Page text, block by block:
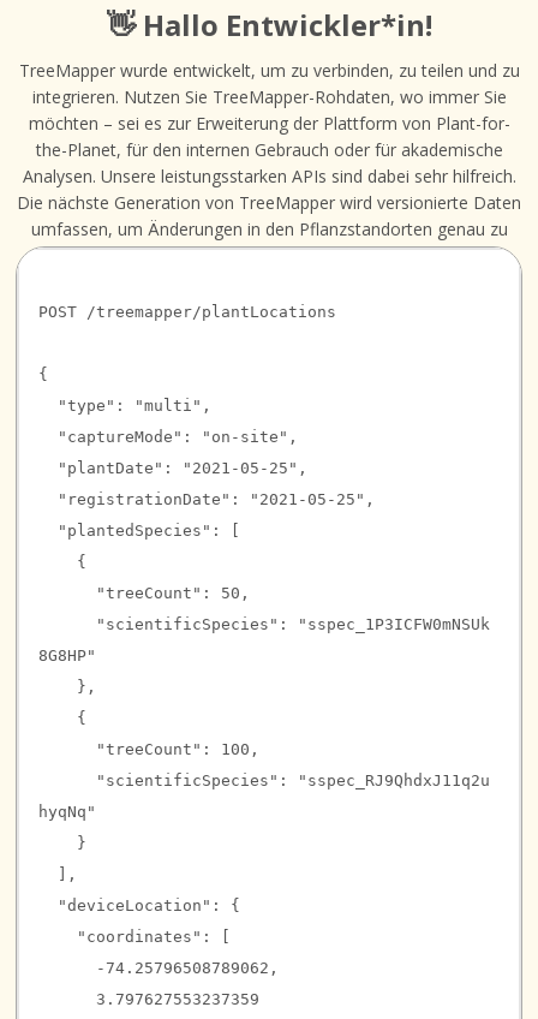
👋 Hallo Entwickler*in!
TreeMapper wurde entwickelt, um zu verbinden, zu teilen und zu
integrieren. Nutzen Sie TreeMapper-Rohdaten, wo immer Sie
möchten – sei es zur Erweiterung der Plattform von Plant-for-
the-Planet, für den internen Gebrauch oder für akademische
Analysen. Unsere leistungsstarken APIs sind dabei sehr hilfreich.
Die nächste Generation von TreeMapper wird versionierte Daten
umfassen, um Änderungen in den Pflanzstandorten genau zu
erfassen.
Zugang zu APIs
POST /treemapper/plantLocations
{
  "
type ": "multi ",
  "
captureMode ": " on-site ",
  "
plantDate ": " 2021-05-25 ",
  "
registrationDate ": " 2021-05-25 ",
  "
plantedSpecies ": [
      "
treeCount ": 50 ,
      "
scientificSpecies ": " sspec_1P3ICFW0mNSUk
8G8HP"
      "
treeCount ": 100 ,
      "
scientificSpecies ": " sspec_RJ9QhdxJ11q2u
hyqNq "
  "
deviceLocation ": {
    "
coordinates ": [
-74.25796508789062 ,
3.797627553237359